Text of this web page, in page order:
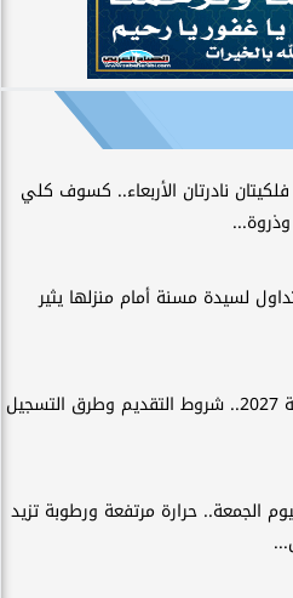
نادرتان الأربعاء.. كسوف كلي
لسيدة مسنة أمام منزلها يثير
حج القرعة 2027.. شروط التقديم وطرق التسجيل
الجمعة.. حرارة مرتفعة ورطوبة تزيد